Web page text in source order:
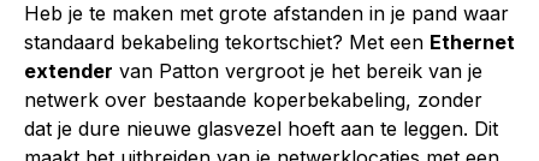
Heb je te maken met grote afstanden in je pand waar
standaard bekabeling tekortschiet? Met een Ethernet
extender van Patton vergroot je het bereik van je
netwerk over bestaande koperbekabeling, zonder
dat je dure nieuwe glasvezel hoeft aan te leggen. Dit